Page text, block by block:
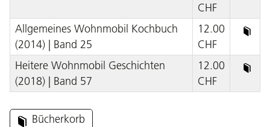
CHF
Allgemeines Wohnmobil Kochbuch
(2014) | Band 25
12.00
CHF
Heitere Wohnmobil Geschichten
(2018) | Band 57
12.00
CHF
Bücherkorb